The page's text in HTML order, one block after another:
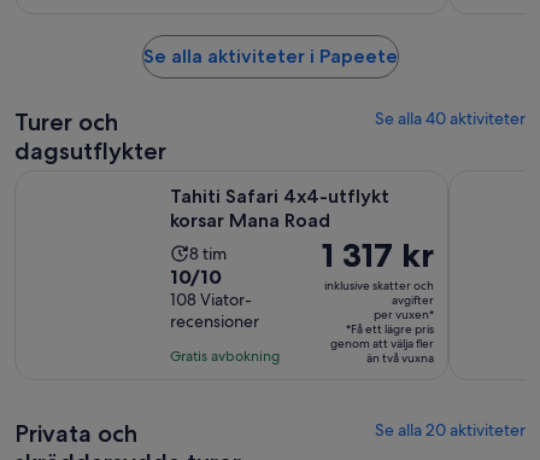
Se alla aktiviteter i Papeete
Turer och
dagsutflykter
Se alla 40 aktiviteter
Tahiti Safari 4x4-utflykt
korsar Mana Road
Aktivitetens
längd
är
8
timmar
8 tim
10.0
av
10
med
10/10
108 Viator-
recensioner
Gratis avbokning
Priset
är
1 317 kr
per
vuxen*
1 317 kr
inklusive skatter och
avgifter
per vuxen*
*Få ett lägre pris
genom att välja fler
än två vuxna
Privata och
Se alla 20 aktiviteter